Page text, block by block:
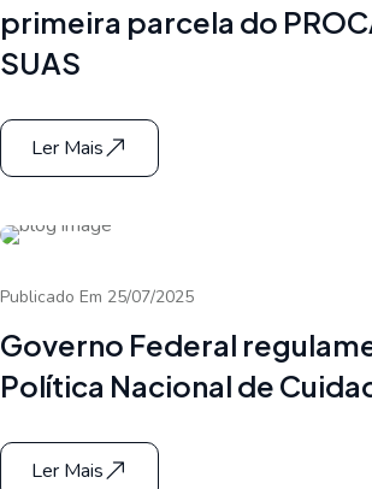
primeira parcela do
SUAS
Ler Mais
Publicado Em 25/07/2025
Governo Federal
Política Nacional de
Ler Mais